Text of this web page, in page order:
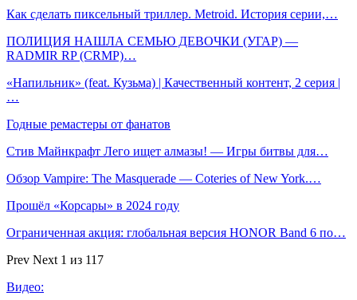
Как сделать пиксельный триллер. Metroid. История серии,…
ПОЛИЦИЯ НАШЛА СЕМЬЮ ДЕВОЧКИ (УГАР) —
RADMIR RP (CRMP)…
«Напильник» (feat. Кузьма) | Качественный контент, 2 серия |
…
Годные ремастеры от фанатов
Стив Майнкрафт Лего ищет алмазы! — Игры битвы для…
Обзор Vampire: The Masquerade — Coteries of New York.…
Прошёл «Корсары» в 2024 году
Ограниченная акция: глобальная версия HONOR Band 6 по…
Prev Next 1 из 117
Видео: